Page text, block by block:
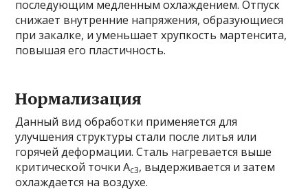
последующим медленным охлаждением. Отпуск
снижает внутренние напряжения, образующиеся
при закалке, и уменьшает хрупкость мартенсита,
повышая его пластичность.
Нормализация
Данный вид обработки применяется для
улучшения структуры стали после литья или
горячей деформации. Сталь нагревается выше
критической точки Ac3, выдерживается и затем
охлаждается на воздухе.